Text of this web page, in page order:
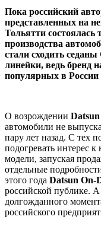
Пока российский
представленных на
Тольятти состоялась
производства
стали сходить
линейки, ведь бренд
популярных в России
О возрождении Datsun
автомобили не
пару лет назад. С тех
подогревать интерес
модели, запуская
отдельные
этого года Datsun On-
российской публике. А
долгожданного
российского